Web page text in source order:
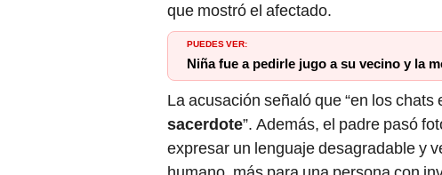
que mostró el afectado.
PUEDES VER:
Niña fue a pedirle jugo a su vecino y la
La acusación señaló que “en los
sacerdote”. Además, el padre pasó
expresar un lenguaje desagradable y